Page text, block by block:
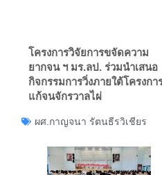
โครงการวิจัยการขจัดความ
ยากจน ฯ มร.ลป. ร่วมนำเสนอ
กิจกรรมการวิ่งภายใต้โครงกา
แก้จนจักรวาลไผ่
ผศ.กาญจนา รัตนธีรวิเชียร